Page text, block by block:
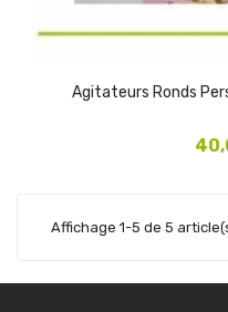
Agitateurs Ronds
Affichage 1-5 de 5